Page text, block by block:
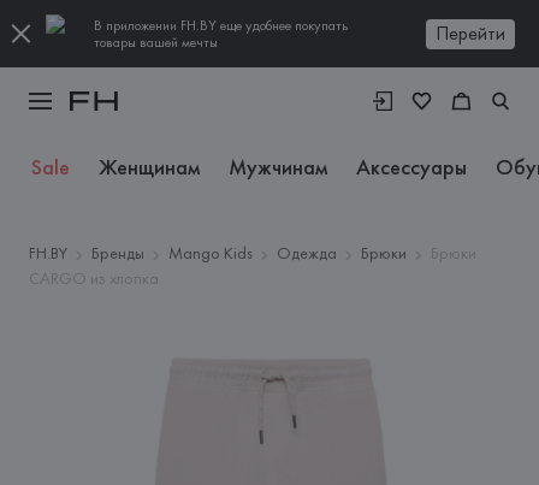
В приложении FH.BY еще удобнее покупать
товары вашей мечты
Перейти
Sale Женщинам Мужчинам Аксессуары
FH.BY Бренды Mango Kids Одежда Брюки
Брюки
CARGO из хлопка